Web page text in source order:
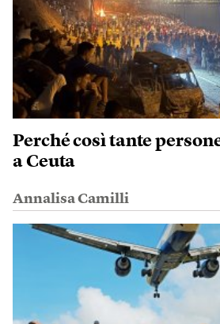
Perché così tante
a Ceuta
Annalisa Camilli